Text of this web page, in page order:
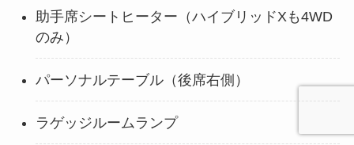
助手席シートヒーター（ハイブリッドXも4WD
のみ）
パーソナルテーブル（後席右側）
ラゲッジルームランプ